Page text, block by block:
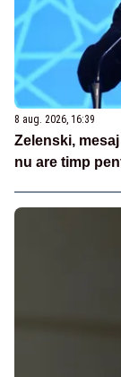
8 aug. 2026, 16:39
Zelenski,
nu are timp